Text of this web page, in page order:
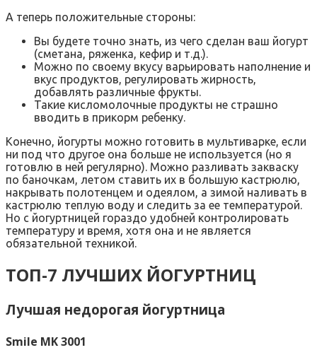
А теперь положительные стороны:
Вы будете точно знать, из чего сделан ваш йогурт
(сметана, ряженка, кефир и т.д.).
Можно по своему вкусу варьировать наполнение и
вкус продуктов, регулировать жирность,
добавлять различные фрукты.
Такие кисломолочные продукты не страшно
вводить в прикорм ребенку.
Конечно, йогурты можно готовить в мультиварке, если
ни под что другое она больше не используется (но я
готовлю в ней регулярно). Можно разливать закваску
по баночкам, летом ставить их в большую кастрюлю,
накрывать полотенцем и одеялом, а зимой наливать в
кастрюлю теплую воду и следить за ее температурой.
Но с йогуртницей гораздо удобней контролировать
температуру и время, хотя она и не является
обязательной техникой.
ТОП-7 ЛУЧШИХ ЙОГУРТНИЦ
Лучшая недорогая йогуртница
Smile MK 3001